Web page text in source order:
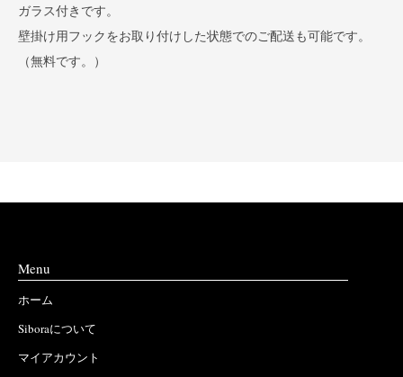
ガラス付きです。
壁掛け用フックをお取り付けした状態でのご配送も可能です。
（無料です。）
Menu
ホーム
Siboraについて
マイアカウント